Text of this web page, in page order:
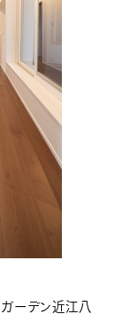
ーデン近江八